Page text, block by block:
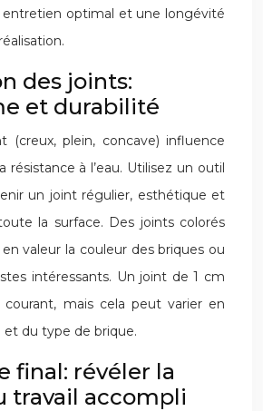
entretien optimal et une longévité
des joints:
et durabilité
(creux, plein, concave) influence
résistance à l’eau. Utilisez un outil
un joint régulier, esthétique et
la surface. Des joints colorés
valeur la couleur des briques ou
intéressants. Un joint de 1 cm
mais cela peut varier en
du type de brique.
final: révéler la
travail accompli